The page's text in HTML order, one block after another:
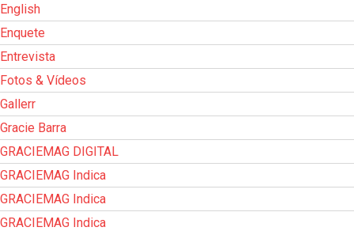
English
Enquete
Entrevista
Fotos & Vídeos
Gallerr
Gracie Barra
GRACIEMAG DIGITAL
GRACIEMAG Indica
GRACIEMAG Indica
GRACIEMAG Indica